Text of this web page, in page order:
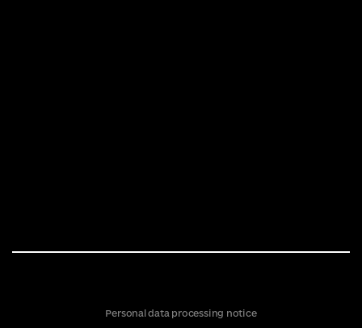
Personal data processing notice